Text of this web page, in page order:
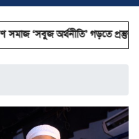
গড়তে প্রস্তুত’ রাষ্ট্রপতি হতে